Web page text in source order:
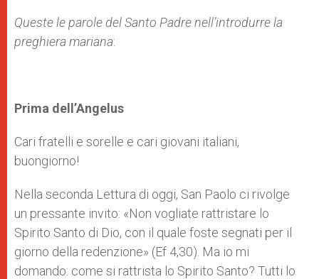
Queste le parole del Santo Padre nell’introdurre la
preghiera mariana:
Prima dell’Angelus
Cari fratelli e sorelle e cari giovani italiani,
buongiorno!
Nella seconda Lettura di oggi, San Paolo ci rivolge
un pressante invito: «Non vogliate rattristare lo
Spirito Santo di Dio, con il quale foste segnati per il
giorno della redenzione» (Ef 4,30). Ma io mi
domando: come si rattrista lo Spirito Santo? Tutti lo